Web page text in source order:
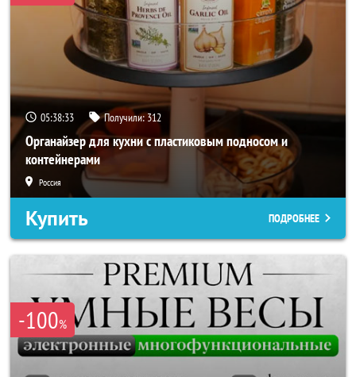
05:38:31 Получили:312
Органайзер для кухни с пластиковым подносом и
контейнерами
Россия
Купить ПОДРОБНЕЕ
-100%